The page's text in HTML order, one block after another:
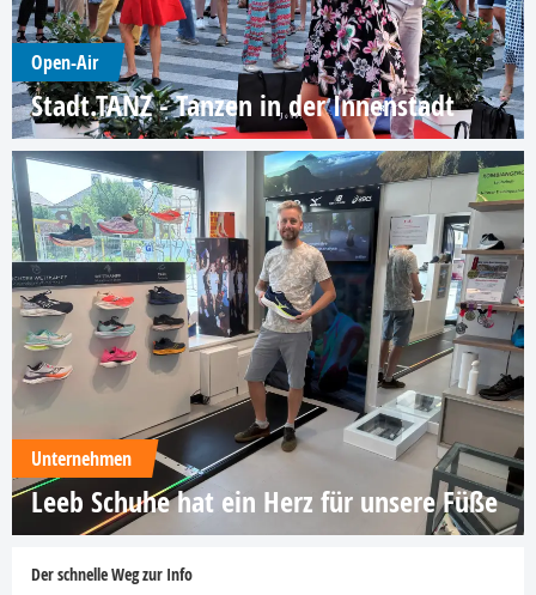
Open-Air
Stadt.TANZ - Tanzen in der Innenstadt
Unternehmen
Leeb Schuhe hat ein Herz für unsere Füße
Der schnelle Weg zur Info